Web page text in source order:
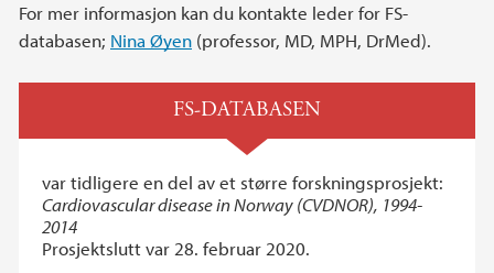
For mer informasjon kan du kontakte leder for FS-
databasen; Nina Øyen (professor, MD, MPH, DrMed).
FS-DATABASEN
var tidligere en del av et større forskningsprosjekt:
Cardiovascular disease in Norway (CVDNOR), 1994-
2014
Prosjektslutt var 28. februar 2020.